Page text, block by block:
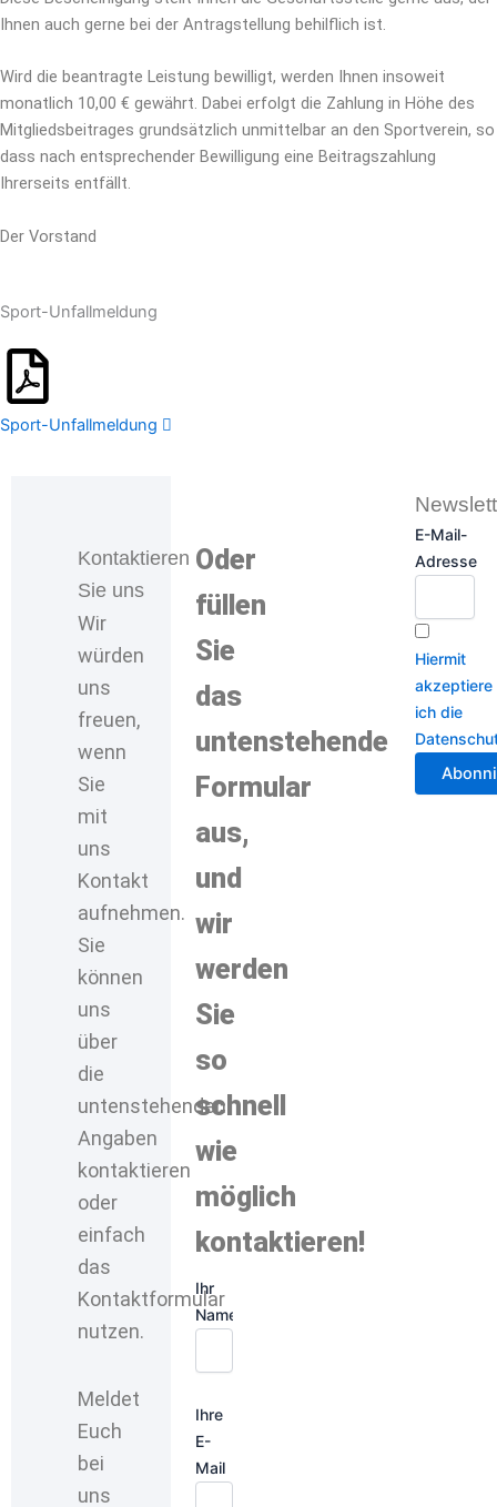
Ihnen auch gerne bei der Antragstellung behilflich ist.
Wird die beantragte Leistung bewilligt, werden Ihnen insoweit
monatlich 10,00 € gewährt. Dabei erfolgt die Zahlung in Höhe des
Mitgliedsbeitrages grundsätzlich unmittelbar an den Sportverein, so
dass nach entsprechender Bewilligung eine Beitragszahlung
Ihrerseits entfällt.
Der Vorstand
Sport-Unfallmeldung
Sport-Unfallmeldung
Kontaktieren
Sie uns
Wir
würden
uns
freuen,
wenn
Sie
mit
uns
Kontakt
aufnehmen.
Sie
können
uns
über
die
untenstehenden
Angaben
kontaktieren
oder
einfach
das
Kontaktformular
nutzen.
Meldet
Euch
bei
uns
Oder
füllen
Sie
das
untenstehende
Formular
aus,
und
wir
werden
Sie
so
schnell
wie
möglich
kontaktieren!
Ihr
Name
Ihre
E-
Mail
E-Mail-
Adresse
Hiermit
akzeptiere
ich die